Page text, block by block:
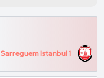
Sarreguem Istanbul 1